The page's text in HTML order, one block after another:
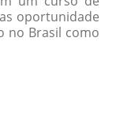
oportunidade
no Brasil como